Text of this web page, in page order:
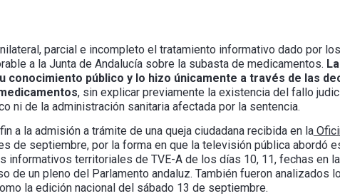
parcial e incompleto el tratamiento informativo dado por
a la Junta de Andalucía sobre la subasta de medicamentos.
conocimiento público y lo hizo únicamente a través de las
, sin explicar previamente la existencia del fallo
de la administración sanitaria afectada por la sentencia.
a la admisión a trámite de una queja ciudadana recibida en la
de septiembre, por la forma en que la televisión pública abordó
informativos territoriales de TVE-A de los días 10, 11, fechas en
de un pleno del Parlamento andaluz. También fueron analizados
la edición nacional del sábado 13 de septiembre.